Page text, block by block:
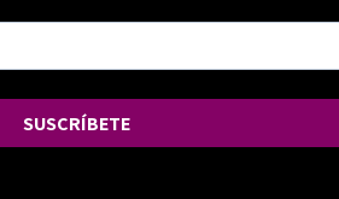
SUSCRÍBETE